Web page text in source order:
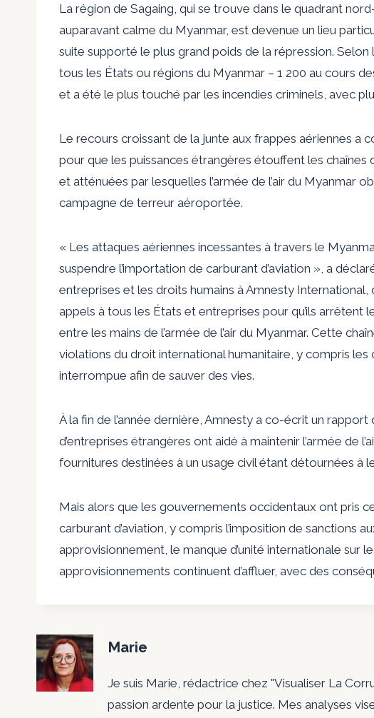
La région de Sagaing, qui se trouve dans le quadrant
auparavant calme du Myanmar, est devenue un lieu
suite supporté le plus grand poids de la répression. Selon
tous les États ou régions du Myanmar – 1 200 au cours
et a été le plus touché par les incendies criminels, avec
Le recours croissant de la junte aux frappes aériennes a
pour que les puissances étrangères étouffent les
et atténuées par lesquelles l’armée de l’air du Myanmar
campagne de terreur aéroportée.
« Les attaques aériennes incessantes à travers le
suspendre l’importation de carburant d’aviation », a
entreprises et les droits humains à Amnesty
appels à tous les États et entreprises pour qu’ils
entre les mains de l’armée de l’air du Myanmar. Cette
violations du droit international humanitaire, y compris
interrompue afin de sauver des vies.
À la fin de l’année dernière, Amnesty a co-écrit un
d’entreprises étrangères ont aidé à maintenir l’armée de
fournitures destinées à un usage civil étant détournées à
Mais alors que les gouvernements occidentaux ont pris
carburant d’aviation, y compris l’imposition de sanctions
approvisionnement, le manque d’unité internationale sur
approvisionnements continuent d’affluer, avec des
Marie
Je suis Marie, rédactrice chez "Visualiser La
passion ardente pour la justice. Mes analyses